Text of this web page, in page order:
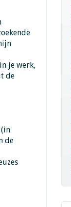
je werk,
de
de